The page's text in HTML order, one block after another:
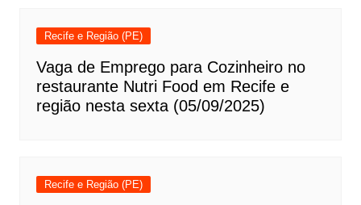
Recife e Região (PE)
Vaga de Emprego para Cozinheiro no
restaurante Nutri Food em Recife e
região nesta sexta (05/09/2025)
Recife e Região (PE)